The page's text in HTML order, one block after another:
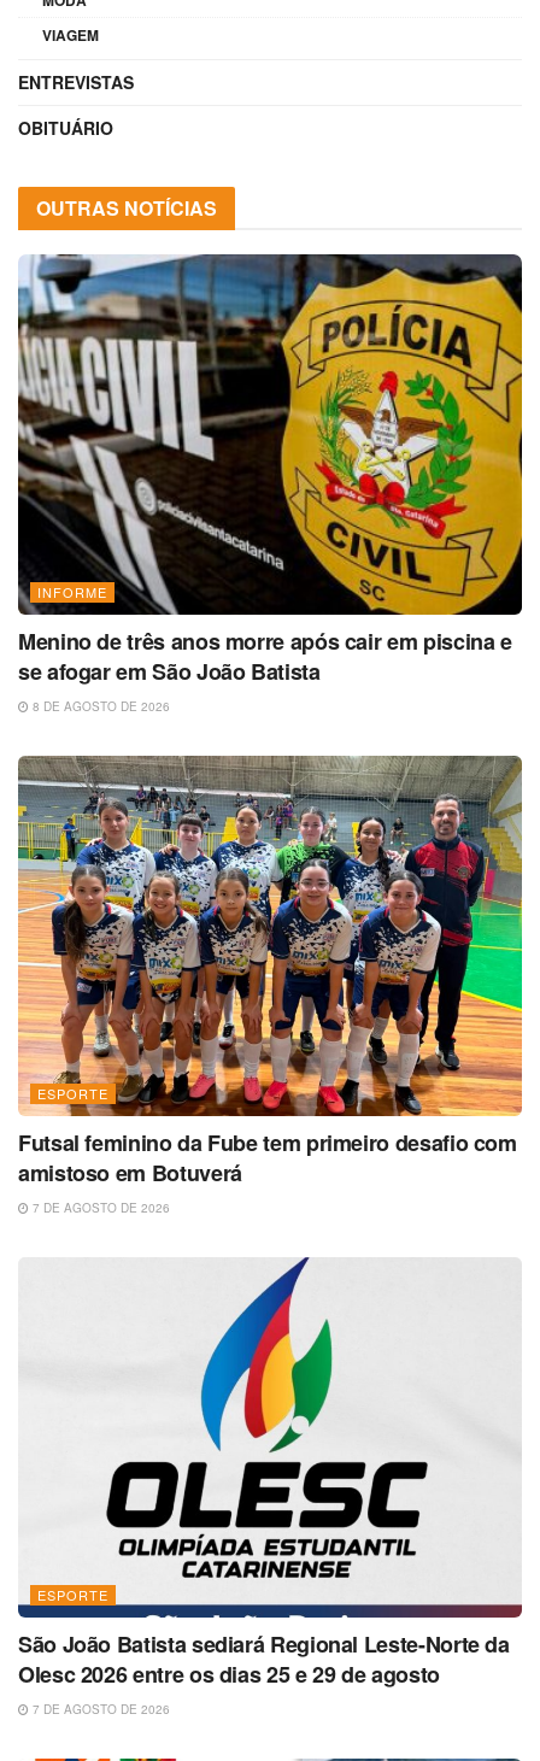
VIAGEM
ENTREVISTAS
OBITUÁRIO
OUTRAS NOTÍCIAS
INFORME
Menino de três anos morre após cair em piscina e
se afogar em São João Batista
8 DE AGOSTO DE 2026
ESPORTE
Futsal feminino da Fube tem primeiro desafio com
amistoso em Botuverá
7 DE AGOSTO DE 2026
ESPORTE
São João Batista sediará Regional Leste-Norte da
Olesc 2026 entre os dias 25 e 29 de agosto
7 DE AGOSTO DE 2026